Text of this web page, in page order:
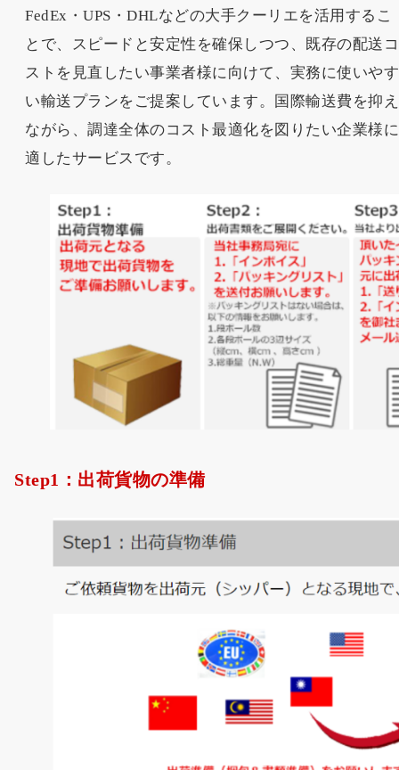
FedEx・UPS・DHLなどの大手クーリエを活用するこ
とで、スピードと安定性を確保しつつ、既存の配送コ
ストを見直したい事業者様に向けて、実務に使いやす
い輸送プランをご提案しています。国際輸送費を抑え
ながら、調達全体のコスト最適化を図りたい企業様に
適したサービスです。
Step1：出荷貨物の準備